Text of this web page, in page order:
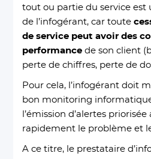
tout ou partie du service
de l’infogérant, car toute
de service peut avoir des
performance de son client
perte de chiffres, perte de
Pour cela, l’infogérant doit
bon monitoring
l’émission d’alertes
rapidement le problème et
A ce titre, le prestataire